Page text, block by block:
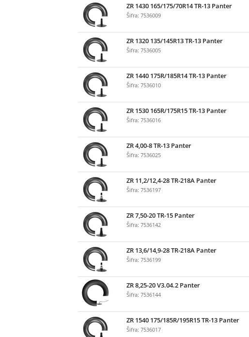
ZR 1430 165/175/70R14 TR-13 Panter
Šifra: 7536009
ZR 1320 135/145R13 TR-13 Panter
Šifra: 7536005
ZR 1440 175R/185R14 TR-13 Panter
Šifra: 7536010
ZR 1530 165R/175R15 TR-13 Panter
Šifra: 7536016
ZR 4,00-8 TR-13 Panter
Šifra: 7536025
ZR 11,2/12,4-28 TR-218A Panter
Šifra: 7536197
ZR 7,50-20 TR-15 Panter
Šifra: 7536142
ZR 13,6/14,9-28 TR-218A Panter
Šifra: 7536199
ZR 8,25-20 V3.04.2 Panter
Šifra: 7536144
ZR 1540 175/185R/195R15 TR-13 Panter
Šifra: 7536017